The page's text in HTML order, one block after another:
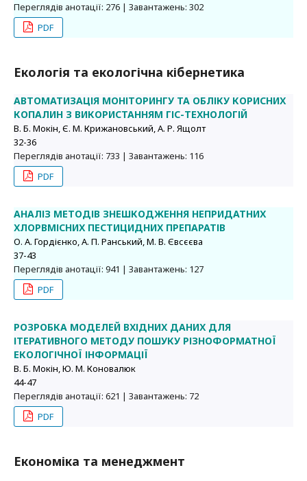
Переглядів анотації: 276 | Завантажень: 302
PDF
Екологія та екологічна кібернетика
АВТОМАТИЗАЦІЯ МОНІТОРИНГУ ТА ОБЛІКУ КОРИСНИХ
КОПАЛИН З ВИКОРИСТАННЯМ ГІС-ТЕХНОЛОГІЙ
В. Б. Мокін, Є. М. Крижановський, А. Р. Ящолт
32-36
Переглядів анотації: 733 | Завантажень: 116
PDF
АНАЛІЗ МЕТОДІВ ЗНЕШКОДЖЕННЯ НЕПРИДАТНИХ
ХЛОРВМІСНИХ ПЕСТИЦИДНИХ ПРЕПАРАТІВ
О. А. Гордієнко, А. П. Ранський, М. В. Євсєєва
37-43
Переглядів анотації: 941 | Завантажень: 127
PDF
РОЗРОБКА МОДЕЛЕЙ ВХІДНИХ ДАНИХ ДЛЯ
ІТЕРАТИВНОГО МЕТОДУ ПОШУКУ РІЗНОФОРМАТНОЇ
ЕКОЛОГІЧНОЇ ІНФОРМАЦІЇ
В. Б. Мокін, Ю. М. Коновалюк
44-47
Переглядів анотації: 621 | Завантажень: 72
PDF
Економіка та менеджмент